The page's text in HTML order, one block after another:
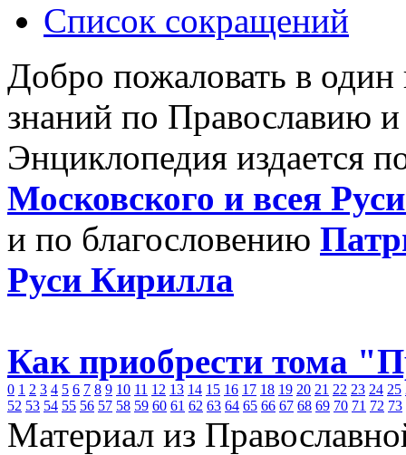
Список сокращений
Добро пожаловать в
знаний по Православию
Энциклопедия издается
Московского и всея
и по благословению
Руси Кирилла
Как приобрести тома
0 1 2 3 4 5 6 7 8 9 10 11 12 13 14 15 16 17 18 19 20 21 22 23 24 25
52 53 54 55 56 57 58 59 60 61 62 63 64 65 66 67 68 69 70 71 72 73
Материал из